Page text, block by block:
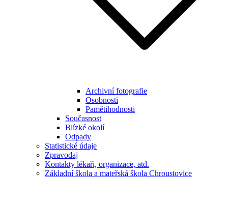
Archivní fotografie
Osobnosti
Pamětihodnosti
Současnost
Blízké okolí
Odpady
Statistické údaje
Zpravodaj
Kontakty lékaři, organizace, atd.
Základní škola a mateřská škola Chroustovice